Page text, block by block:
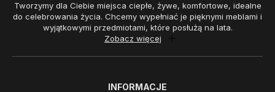
Tworzymy dla Ciebie miejsca ciepłe, żywe, komfortowe, idealne
do celebrowania życia. Chcemy wypełniać je pięknymi meblami i
wyjątkowymi przedmiotami, które posłużą na lata.
Zobacz więcej
INFORMACJE